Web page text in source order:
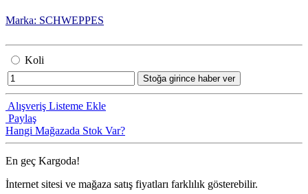
Marka: SCHWEPPES
Koli
Stoğa girince haber ver
Alışveriş Listeme Ekle
Paylaş
Hangi Mağazada Stok Var?
En geç Kargoda!
İnternet sitesi ve mağaza satış fiyatları farklılık gösterebilir.